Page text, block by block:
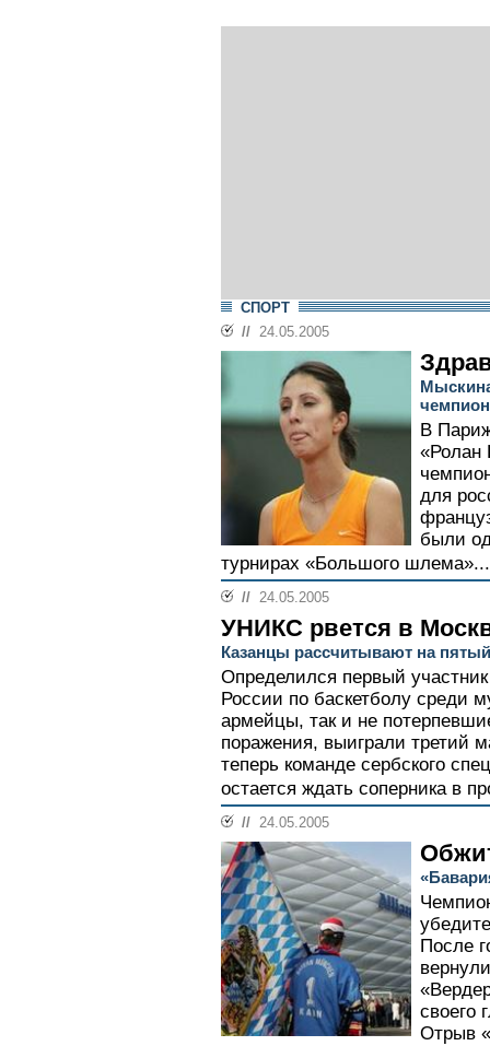
СПОРТ
// 24.05.2005
В
«Ролан
для
были
турнирах «Большого шлема»...
// 24.05.2005
УНИКС рвется в
Казанцы рассчитывают на
Определился первый
России по баскетболу среди
армейцы, так и не
поражения, выиграли третий
теперь команде сербского
остается ждать соперника в
// 24.05.2005
После
своего
Отрыв